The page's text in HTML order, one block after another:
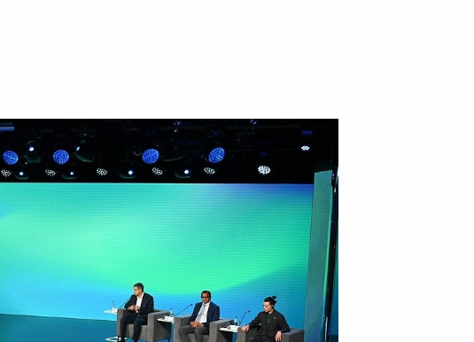
войск «Запад»
Руси Кириллом